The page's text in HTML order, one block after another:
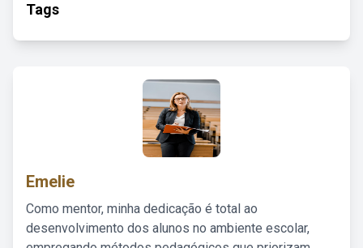
Tags
Emelie
Como mentor, minha dedicação é total ao
desenvolvimento dos alunos no ambiente escolar,